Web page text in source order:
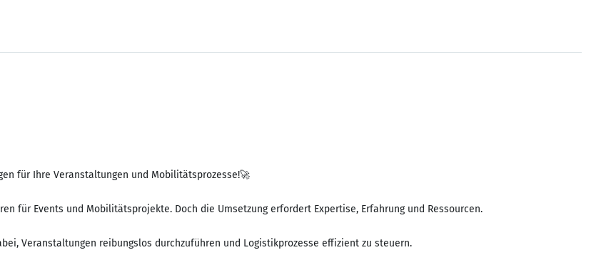
für Ihre Veranstaltungen und Mobilitätsprozesse!🚀
für Events und Mobilitätsprojekte. Doch die Umsetzung erfordert Expertise, Erfahrung und Ressourcen.
Veranstaltungen reibungslos durchzuführen und Logistikprozesse effizient zu steuern.